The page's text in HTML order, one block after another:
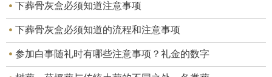
下葬骨灰盒必须知道注意事项
下葬骨灰盒必须知道的流程和注意事项
参加白事随礼时有哪些注意事项？礼金的数字